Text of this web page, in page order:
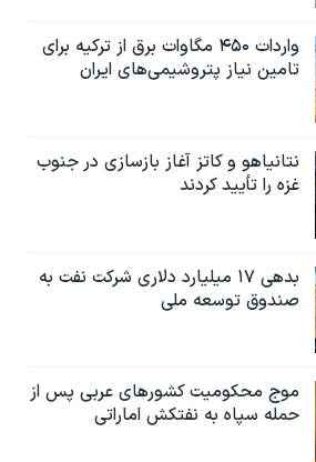
واردات ۴۵۰ مگاوات برق از ترکیه برای
تامین نیاز پتروشیمی‌های ایران
نتانیاهو و کاتز آغاز بازسازی در جنوب
غزه را تأیید کردند
بدهی ۱۷ میلیارد دلاری شرکت نفت به
صندوق توسعه ملی
موج محکومیت کشورهای عربی پس از
حمله سپاه به نفتکش اماراتی